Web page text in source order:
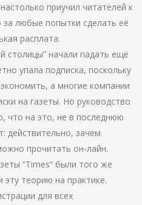
приучил читателей к
любые попытки сделать её
расплата.
столицы” начали падать ещё
упала подписка, поскольку
а многие компании
на газеты. Но руководство
что на это, не в последнюю
действительно, зачем
прочитать он-лайн.
“Times” были того же
теорию на практике.
для всех